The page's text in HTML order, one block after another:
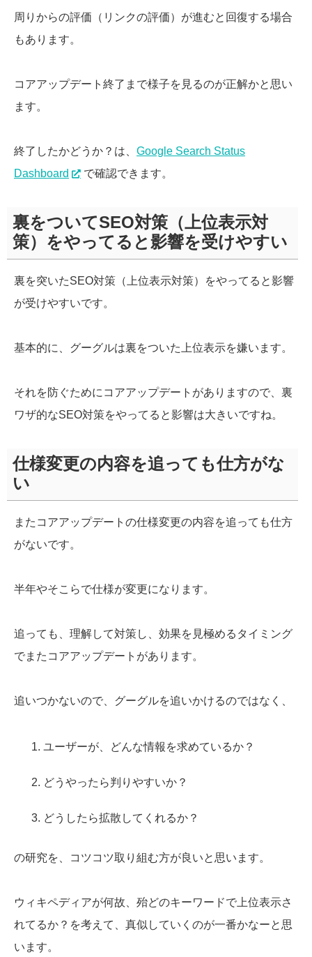
周りからの評価（リンクの評価）が進むと回復する場合
もあります。
コアアップデート終了まで様子を見るのが正解かと思い
ます。
終了したかどうか？は、 Google Search Status
Dashboard
で確認できます。
裏をついてSEO対策（上位表示対
策）をやってると影響を受けやすい
裏を突いたSEO対策（上位表示対策）をやってると影響
が受けやすいです。
基本的に、グーグルは裏をついた上位表示を嫌います。
それを防ぐためにコアアップデートがありますので、裏
ワザ的なSEO対策をやってると影響は大きいですね。
仕様変更の内容を追っても仕方がな
い
またコアアップデートの仕様変更の内容を追っても仕方
がないです。
半年やそこらで仕様が変更になります。
追っても、理解して対策し、効果を見極めるタイミング
でまたコアアップデートがあります。
追いつかないので、グーグルを追いかけるのではなく、
ユーザーが、どんな情報を求めているか？
どうやったら判りやすいか？
どうしたら拡散してくれるか？
の研究を、コツコツ取り組む方が良いと思います。
ウィキペディアが何故、殆どのキーワードで上位表示さ
れてるか？を考えて、真似していくのが一番かなーと思
います。